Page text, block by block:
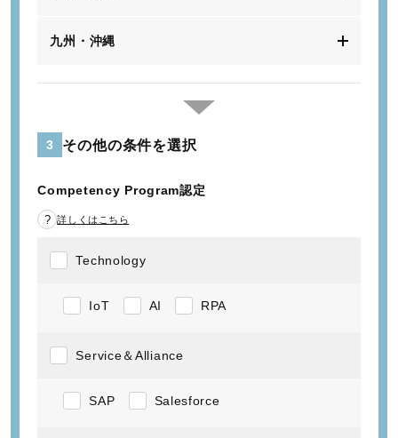
九州・沖縄
3 その他の条件を選択
Competency Program認定
詳しくはこちら
Technology
IoT AI RPA
Service＆Alliance
SAP Salesforce